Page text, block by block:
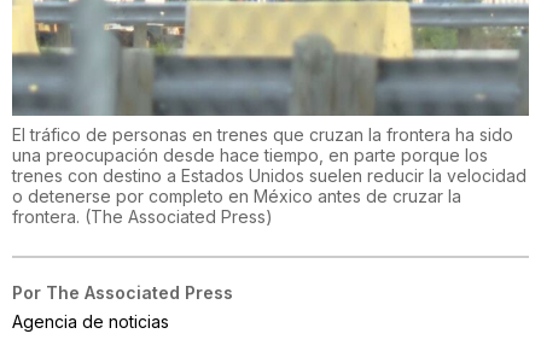
El tráfico de personas en trenes que cruzan la frontera ha sido
una preocupación desde hace tiempo, en parte porque los
trenes con destino a Estados Unidos suelen reducir la velocidad
o detenerse por completo en México antes de cruzar la
frontera. (The Associated Press)
Por The Associated Press
Agencia de noticias